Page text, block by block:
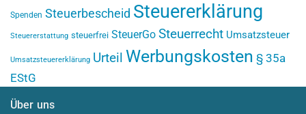
Spenden Steuerbescheid Steuererklärung
Steuererstattung steuerfrei SteuerGo Steuerrecht Umsatzsteuer
Umsatzsteuererklärung Urteil Werbungskosten § 35a
EStG
Über uns